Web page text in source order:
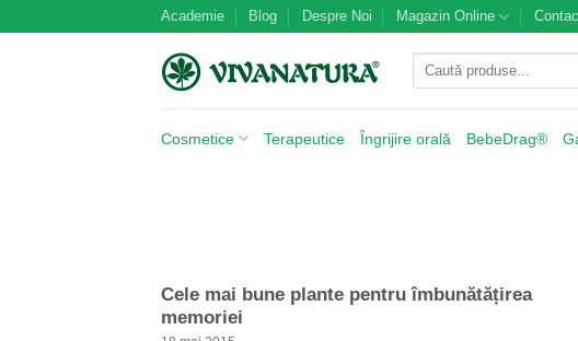
Academie Blog Despre Noi Magazin Online
Caută
Cosmetice Terapeutice Îngrijire orală BebeDrag®
Cele mai bune plante pentru îmbunătățirea
memoriei